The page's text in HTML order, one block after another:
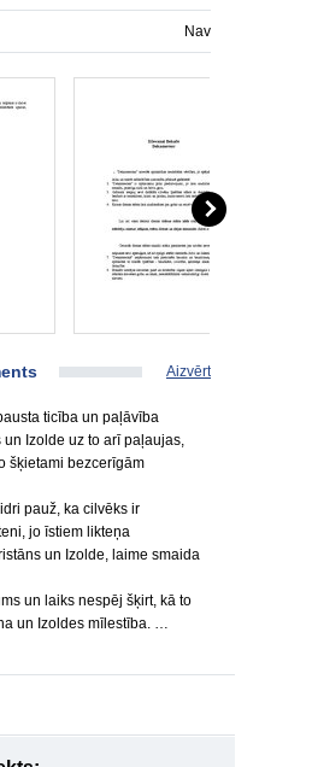
Nav
Aizvērt
ticība un paļāvība
un Izolde uz to arī paļaujas,
šķietami bezcerīgām
pauž, ka cilvēks ir
jo īstiem likteņa
un Izolde, laime smaida
un laiks nespēj šķirt, kā to
un Izoldes mīlestība. …